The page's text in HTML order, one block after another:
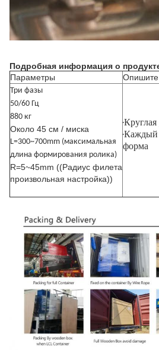
Подробная информация о
Параметры
Опишите
Три фазы
50/60 Гц
880 кг
Около 45 см / миска
L=300~700mm (максимальная
длина формирования ролика)
R=5~45mm ((Радиус филета
произвольная настройка))
·
·Каждый
форма